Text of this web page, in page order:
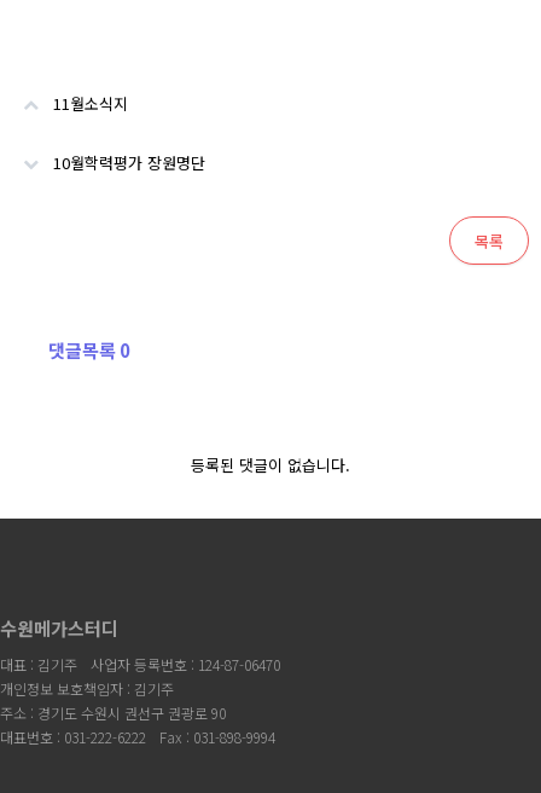
11월소식지
10월학력평가 장원명단
목록
댓글목록 0
등록된 댓글이 없습니다.
수원메가스터디
대표 : 김기주
사업자 등록번호 : 124-87-06470
개인정보 보호책임자 : 김기주
주소 : 경기도 수원시 권선구 권광로 90
대표번호 : 031-222-6222
Fax : 031-898-9994